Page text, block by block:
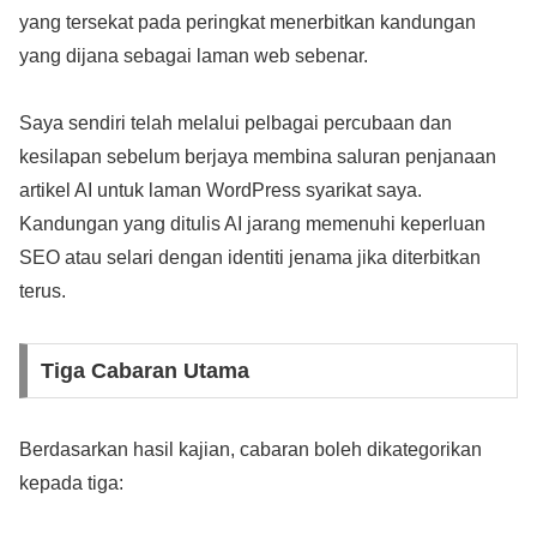
yang tersekat pada peringkat menerbitkan kandungan
yang dijana sebagai laman web sebenar.
Saya sendiri telah melalui pelbagai percubaan dan
kesilapan sebelum berjaya membina saluran penjanaan
artikel AI untuk laman WordPress syarikat saya.
Kandungan yang ditulis AI jarang memenuhi keperluan
SEO atau selari dengan identiti jenama jika diterbitkan
terus.
Tiga Cabaran Utama
Berdasarkan hasil kajian, cabaran boleh dikategorikan
kepada tiga: